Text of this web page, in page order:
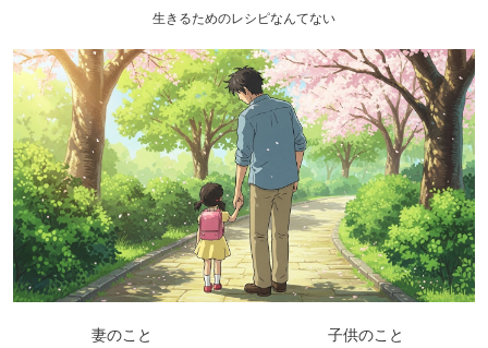
生きるためのレシピなんてない
妻のこと 子供のこと